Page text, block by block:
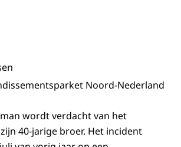
Noord-Nederland
wordt verdacht van het
40-jarige broer. Het incident